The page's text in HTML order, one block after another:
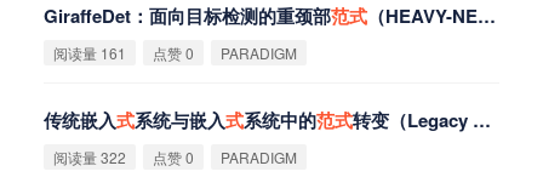
GiraffeDet：面向目标检测的重颈部范式 （HEAVY-NECK
阅读量 161 点赞 0 PARADIGM
传统嵌入式系统与嵌入式系统中的范式转变（Legacy Embedded Systems &
阅读量 322 点赞 0 PARADIGM